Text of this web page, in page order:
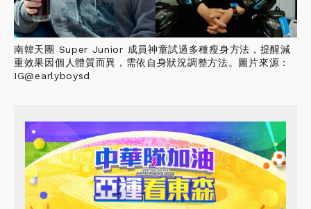
南韓天團 Super Junior 成員神童試過多種瘦身方法，提醒減
重效果因個人體質而異，需依自身狀況調整方法。圖片來源：
IG@earlyboysd